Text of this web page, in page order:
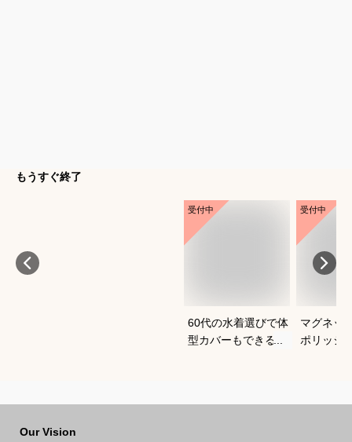
もうすぐ終了
受付中
60代の水着選びで体
型カバーもできるお
受付中
マグネッ
ポリッシ
Our Vision